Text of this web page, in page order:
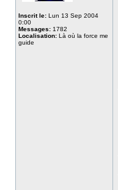
Inscrit le: Lun 13 Sep 2004
0:00
Messages: 1782
Localisation: Là où la force me
guide